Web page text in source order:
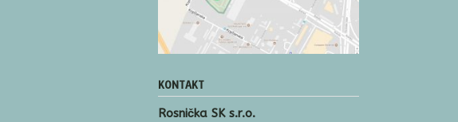
KONTAKT
Rosnička SK s.r.o.